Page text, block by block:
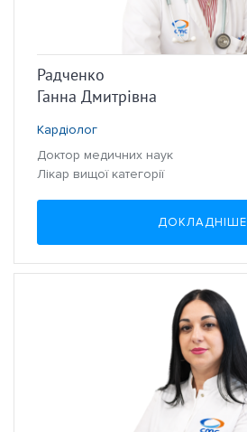
Радченко
Ганна Дмитрівна
Кардіолог
Доктор медичних наук
Лікар вищої категорії
ДОКЛАДНІШЕ